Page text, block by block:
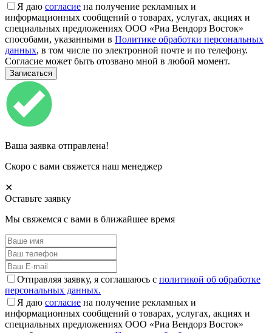
Я даю согласие на получение рекламных и
информационных сообщений о товарах, услугах, акциях и
специальных предложениях ООО «Риа Вендорз Восток»
способами, указанными в Политике обработки персональных
данных, в том числе по электронной почте и по телефону.
Согласие может быть отозвано мной в любой момент.
Ваша заявка отправлена!
Скоро с вами свяжется наш менеджер
✕
Оставьте заявку
Мы свяжемся с вами в ближайшее время
Отправляя заявку, я соглашаюсь с политикой об обработке
персональных данных.
Я даю согласие на получение рекламных и
информационных сообщений о товарах, услугах, акциях и
специальных предложениях ООО «Риа Вендорз Восток»